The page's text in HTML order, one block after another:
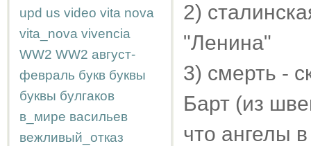
upd us video vita nova
vita_nova vivencia
WW2 WW2 август-
февраль букв буквы
буквы булгаков
в_мире васильев
вежливый_отказ
2)
"Ленина"
3) смерть -
Барт (из
что ангелы